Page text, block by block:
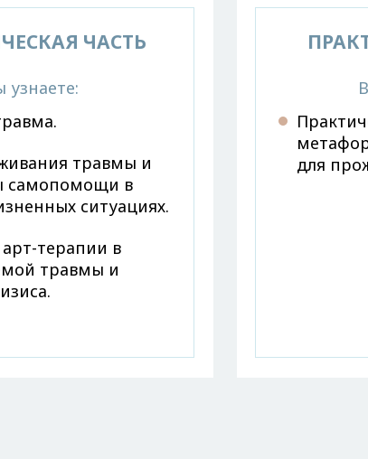
ЧАСТЬ
узнаете:
травмы и
самопомощи в
ситуациях.
терапии в
травмы и
для